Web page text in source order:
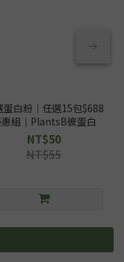
蛋白粉｜任選15包$688
組｜PlantsB彼蛋白
NT$50
NT$55